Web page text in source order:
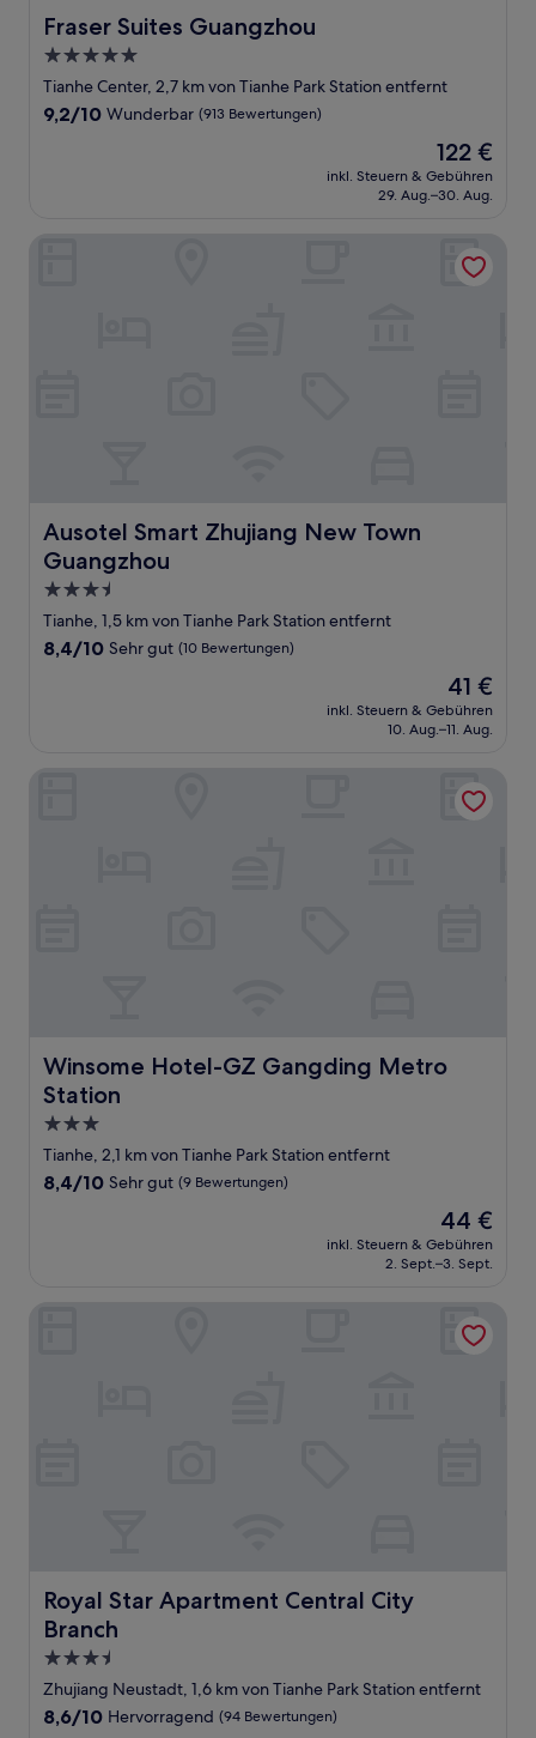
Fraser Suites Guangzhou
Fraser Suites Guangzhou
5.0-
Sterne-
Unterkunft
Tianhe Center, 2,7 km von Tianhe Park Station entfernt
9.2
9,2/10 Wunderbar (913 Bewertungen)
Der
Preis
beträgt
122 €
inkl. Steuern & Gebühren
29. Aug.–30. Aug.
Ausotel Smart Zhujiang New Town
Guangzhou
Ausotel Smart Zhujiang New Town Guangzhou
3.5-
Sterne-
Unterkunft
Tianhe, 1,5 km von Tianhe Park Station entfernt
8.4
Bewertungen)
8,4/10 Sehr gut (10 Bewertungen)
Der
Preis
beträgt
41 €
inkl. Steuern & Gebühren
10. Aug.–11. Aug.
Winsome Hotel-GZ Gangding Metro
Station
Winsome Hotel-GZ Gangding Metro Station
3.0-
Sterne-
Unterkunft
Tianhe, 2,1 km von Tianhe Park Station entfernt
8.4
Bewertungen)
8,4/10 Sehr gut (9 Bewertungen)
Der
Preis
beträgt
44 €
inkl. Steuern & Gebühren
2. Sept.–3. Sept.
Royal Star Apartment Central City
Branch
Royal Star Apartment Central City Branch
3.5-
Sterne-
Unterkunft
Zhujiang Neustadt, 1,6 km von Tianhe Park Station entfernt
8.6
8,6/10 Hervorragend (94 Bewertungen)